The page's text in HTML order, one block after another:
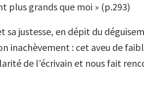
plus grands que moi » (p.293)
sa justesse, en dépit du
inachèvement : cet aveu de
de l’écrivain et nous fait